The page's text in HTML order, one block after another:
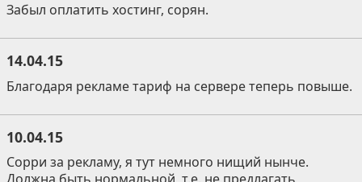
Забыл оплатить хостинг, сорян.
14.04.15
Благодаря рекламе тариф на сервере теперь повыше.
10.04.15
Сорри за рекламу, я тут немного нищий нынче.